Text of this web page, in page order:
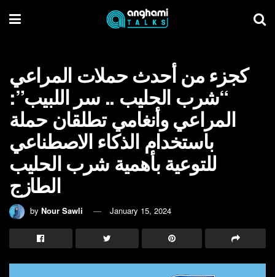
كجزء من أحدث حملات المراعي
“شرب الحليب .. سر اللبيب”:
المراعي وأنغامي تطلقان حملة
باستخدام الذكاء الاصطناعي
للتوعية بأهمية شرب الحليب
الطازج
by Nour Sawli January 15, 2024